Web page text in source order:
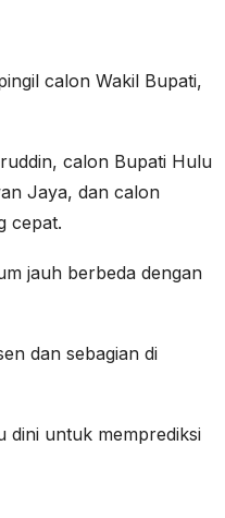
calon Wakil Bupati,
calon Bupati Hulu
Jaya, dan calon
cepat.
jauh berbeda dengan
dan sebagian di
dini untuk memprediksi